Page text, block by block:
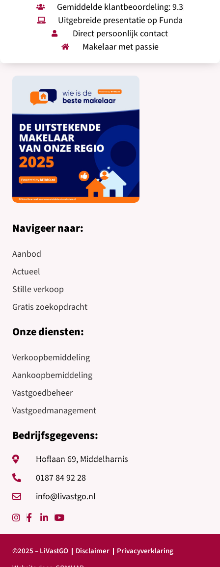
Gemiddelde klantbeoordeling: 9.3
Uitgebreide presentatie op Funda
Direct persoonlijk contact
Makelaar met passie
Navigeer naar:
Aanbod
Actueel
Stille verkoop
Gratis zoekopdracht
Onze diensten:
Verkoopbemiddeling
Aankoopbemiddeling
Vastgoedbeheer
Vastgoedmanagement
Bedrijfsgegevens:
Hoflaan 69, Middelharnis
0187 84 92 28
info@livastgo.nl
©2025 – LiVastGO Disclaimer
Privacyverklaring